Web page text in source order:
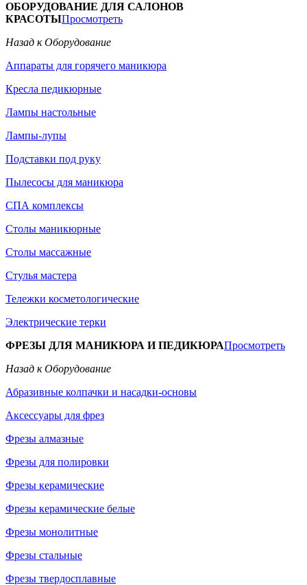
ОБОРУДОВАНИЕ ДЛЯ САЛОНОВ
КРАСОТЫПросмотреть
Назад к Оборудование
Аппараты для горячего маникюра
Кресла педикюрные
Лампы настольные
Лампы-лупы
Подставки под руку
Пылесосы для маникюра
СПА комплексы
Столы маникюрные
Столы массажные
Стулья мастера
Тележки косметологические
Электрические терки
ФРЕЗЫ ДЛЯ МАНИКЮРА И ПЕДИКЮРАПросмотреть
Назад к Оборудование
Абразивные колпачки и насадки-основы
Аксессуары для фрез
Фрезы алмазные
Фрезы для полировки
Фрезы керамические
Фрезы керамические белые
Фрезы монолитные
Фрезы стальные
Фрезы твердосплавные